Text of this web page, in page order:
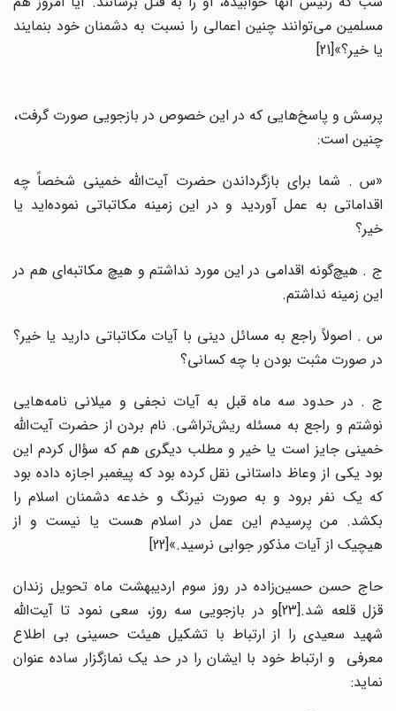
مسلمین می‌توانند چنین اعمالی را نسبت به دشمنان خود بنمایند
یا خیر؟»[21]
پرسش و پاسخ‌هایی که در این خصوص در بازجویی صورت گرفت،
چنین است:
«س . شما برای بازگرداندن حضرت آیت‌الله خمینی شخصاً چه
اقداماتی به عمل آوردید و در این زمینه مکاتباتی نموده‌اید یا
خیر؟
ج . هیچ‌گونه اقدامی در این مورد نداشتم و هیچ مکاتبه‌ای هم در
این زمینه نداشتم.
س . اصولاً راجع به مسائل دینی با آیات مکاتباتی دارید یا خیر؟
در صورت مثبت بودن با چه کسانی؟
ج . در حدود سه ماه قبل به آیات نجفی و میلانی نامه‌هایی
نوشتم و راجع به مسئله ریش‌تراشی. نام بردن از حضرت آیت‌الله
خمینی جایز است یا خیر و مطلب دیگری هم که سؤال کردم این
بود یکی از وعاظ داستانی نقل کرده بود که پیغمبر اجازه داده بود
که یک نفر برود و به صورت نیرنگ و خدعه دشمنان اسلام را
بکشد. من پرسیدم این عمل در اسلام هست یا نیست و از
هیچیک از آیات مذکور جوابی نرسید.»[22]
حاج حسن حسین‌زاده در روز سوم اردیبهشت ماه تحویل زندان
قزل قلعه شد.[23]و در بازجویی سه روز، سعی نمود تا آیت‌الله
شهید سعیدی را از ارتباط با تشکیل هیئت حسینی بی اطلاع
معرفی و ارتباط خود با ایشان را در حد یک نمازگزار ساده عنوان
نماید: